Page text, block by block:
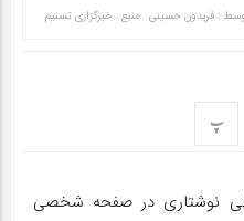
: فریدون حسینی منبع : خبرگزاری تسنیم
پ
نوشتاری در صفحه شخصی